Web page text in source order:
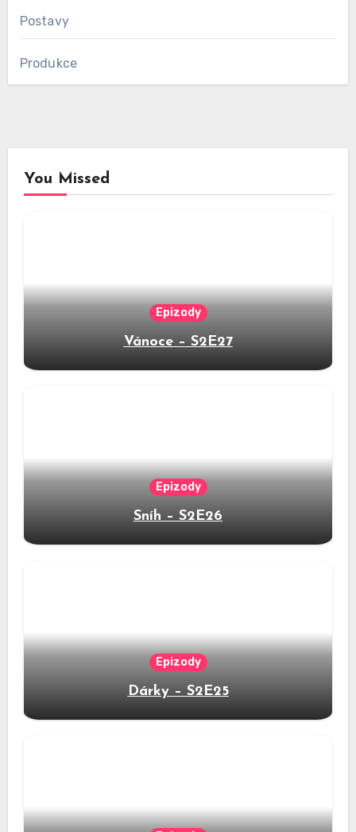
Postavy
Produkce
You Missed
Epizody
Vánoce – S2E27
Epizody
Sníh – S2E26
Epizody
Dárky – S2E25